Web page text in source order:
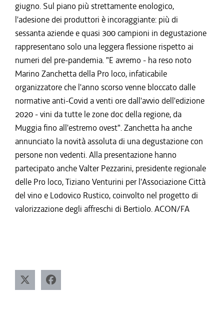
giugno. Sul piano più strettamente enologico,
l'adesione dei produttori è incoraggiante: più di
sessanta aziende e quasi 300 campioni in degustazione
rappresentano solo una leggera flessione rispetto ai
numeri del pre-pandemia. "E avremo - ha reso noto
Marino Zanchetta della Pro loco, infaticabile
organizzatore che l'anno scorso venne bloccato dalle
normative anti-Covid a venti ore dall'avvio dell'edizione
2020 - vini da tutte le zone doc della regione, da
Muggia fino all'estremo ovest". Zanchetta ha anche
annunciato la novità assoluta di una degustazione con
persone non vedenti. Alla presentazione hanno
partecipato anche Valter Pezzarini, presidente regionale
delle Pro loco, Tiziano Venturini per l'Associazione Città
del vino e Lodovico Rustico, coinvolto nel progetto di
valorizzazione degli affreschi di Bertiolo. ACON/FA